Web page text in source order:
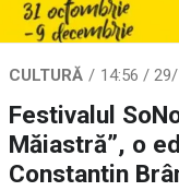
CULTURĂ 14:56 /
Festivalul
Măiastră”, o
Constantin